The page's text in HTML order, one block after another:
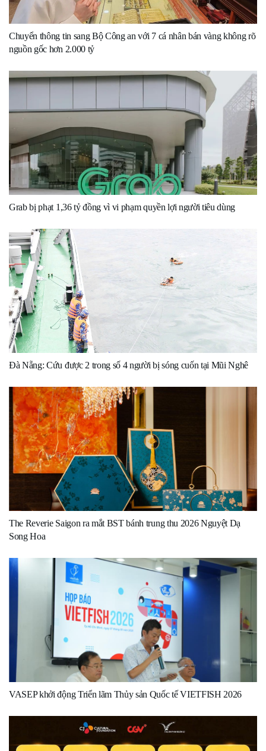
Chuyển thông tin sang Bộ Công an với 7 cá nhân bán vàng không rõ
nguồn gốc hơn 2.000 tỷ
Grab bị phạt 1,36 tỷ đồng vì vi phạm quyền lợi người tiêu dùng
Đà Nẵng: Cứu được 2 trong số 4 người bị sóng cuốn tại Mũi Nghê
The Reverie Saigon ra mắt BST bánh trung thu 2026 Nguyệt Dạ
Song Hoa
VASEP khởi động Triển lãm Thủy sản Quốc tế VIETFISH 2026